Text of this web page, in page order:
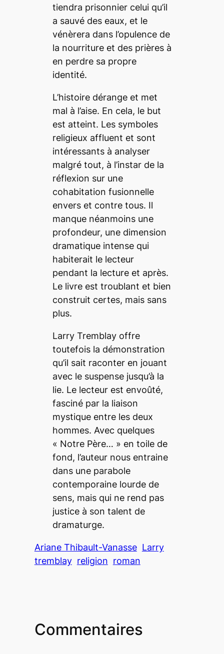
tiendra prisonnier celui qu’il
a sauvé des eaux, et le
vénèrera dans l’opulence de
la nourriture et des prières à
en perdre sa propre
identité.
L’histoire dérange et met
mal à l’aise. En cela, le but
est atteint. Les symboles
religieux affluent et sont
intéressants à analyser
malgré tout, à l’instar de la
réflexion sur une
cohabitation fusionnelle
envers et contre tous. Il
manque néanmoins une
profondeur, une dimension
dramatique intense qui
habiterait le lecteur
pendant la lecture et après.
Le livre est troublant et bien
construit certes, mais sans
plus.
Larry Tremblay offre
toutefois la démonstration
qu’il sait raconter en jouant
avec le suspense jusqu’à la
lie. Le lecteur est envoûté,
fasciné par la liaison
mystique entre les deux
hommes. Avec quelques
« Notre Père… » en toile de
fond, l’auteur nous entraine
dans une parabole
contemporaine lourde de
sens, mais qui ne rend pas
justice à son talent de
dramaturge.
Ariane Thibault-Vanasse Larry
tremblay religion roman
Commentaires